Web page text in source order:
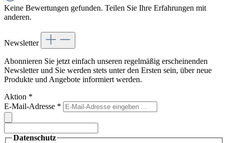
Keine Bewertungen gefunden. Teilen Sie Ihre Erfahrungen mit
anderen.
Newsletter
Abonnieren Sie jetzt einfach unseren regelmäßig erscheinenden
Newsletter und Sie werden stets unter den Ersten sein, über neue
Produkte und Angebote informiert werden.
Aktion *
E-Mail-Adresse *
Datenschutz